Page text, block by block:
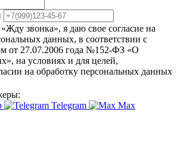
звонка», я даю свое согласие на
данных, в соответствии с
от 27.07.2006 года №152-ФЗ «О
на условиях и для целей,
на обработку персональных данных
Telegram
Max